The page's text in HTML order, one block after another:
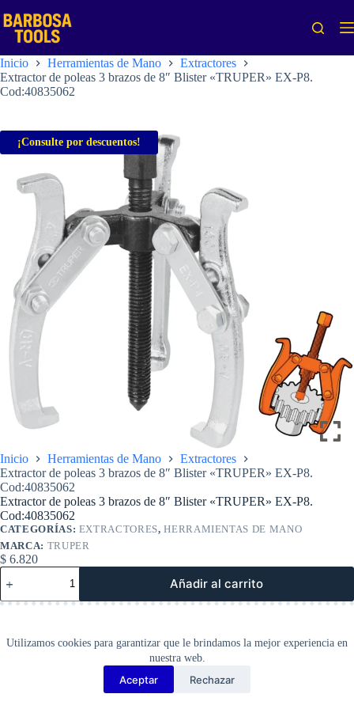
al
contenido
Utilizamos cookies para garantizar que le brindamos la mejor experiencia en
nuestra web.
Aceptar Rechazar
Inicio Herramientas de Mano
Extractores
Extractor de poleas 3 brazos de 8″ Blister «TRUPER» EX-P8.
Cod:40835062
¡Consulte por descuentos!
Inicio Herramientas de Mano
Extractores
Extractor de poleas 3 brazos de 8″ Blister «TRUPER» EX-P8.
Cod:40835062
Extractor de poleas 3 brazos de 8″ Blister «TRUPER» EX-P8.
Cod:40835062
CATEGORÍAS: EXTRACTORES,HERRAMIENTAS DE MANO
MARCA: TRUPER
$ 6.820
Extractor
de
poleas
de
Añadir al carrito
Copyright Barbosa Tools©